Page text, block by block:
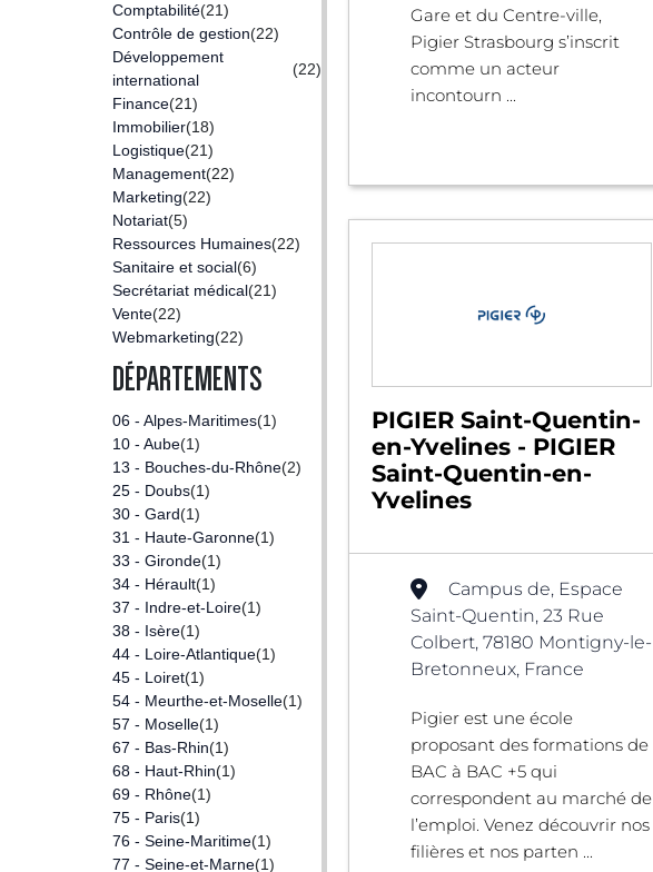
Comptabilité(21)
Contrôle de gestion(22)
Développement
international
(22)
Finance(21)
Immobilier(18)
Logistique(21)
Management(22)
Marketing(22)
Notariat(5)
Ressources Humaines(22)
Sanitaire et social(6)
Secrétariat médical(21)
Vente(22)
Webmarketing(22)
DÉPARTEMENTS
06 - Alpes-Maritimes(1)
10 - Aube(1)
13 - Bouches-du-Rhône(2)
25 - Doubs(1)
30 - Gard(1)
31 - Haute-Garonne(1)
33 - Gironde(1)
34 - Hérault(1)
37 - Indre-et-Loire(1)
38 - Isère(1)
44 - Loire-Atlantique(1)
45 - Loiret(1)
54 - Meurthe-et-Moselle(1)
57 - Moselle(1)
67 - Bas-Rhin(1)
68 - Haut-Rhin(1)
69 - Rhône(1)
75 - Paris(1)
76 - Seine-Maritime(1)
77 - Seine-et-Marne(1)
Gare et du Centre-ville,
Pigier Strasbourg s’inscrit
comme un acteur
incontourn ...
PIGIER Saint-Quentin-
en-Yvelines - PIGIER
Saint-Quentin-en-
Yvelines
Campus de, Espace
Saint-Quentin, 23 Rue
Colbert, 78180 Montigny-le-
Bretonneux, France
Pigier est une école
proposant des formations de
BAC à BAC +5 qui
correspondent au marché de
l’emploi. Venez découvrir nos
filières et nos parten ...